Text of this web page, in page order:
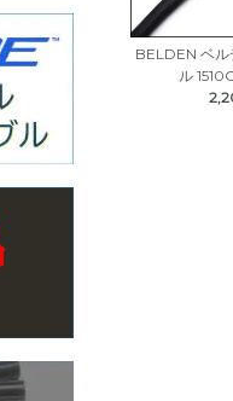
BELDEN ベ
ル